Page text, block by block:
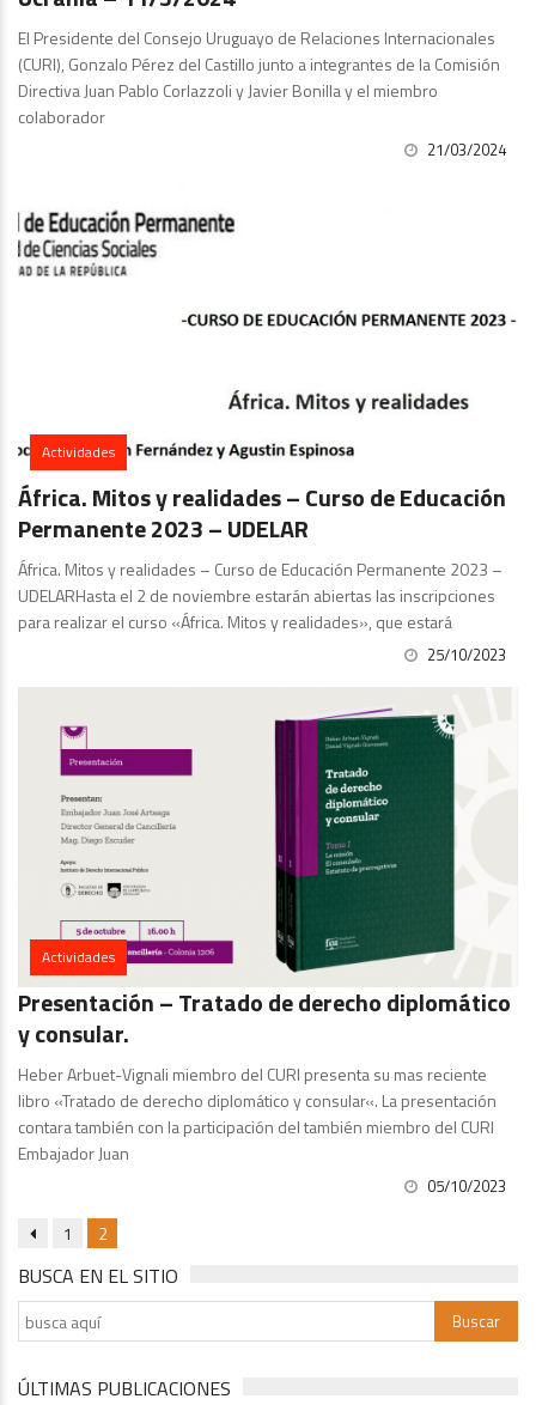
El Presidente del Consejo Uruguayo de Relaciones Internacionales
(CURI), Gonzalo Pérez del Castillo junto a integrantes de la Comisión
Directiva Juan Pablo Corlazzoli y Javier Bonilla y el miembro
colaborador
21/03/2024
Actividades
África. Mitos y realidades – Curso de Educación
Permanente 2023 – UDELAR
África. Mitos y realidades – Curso de Educación Permanente 2023 –
UDELARHasta el 2 de noviembre estarán abiertas las inscripciones
para realizar el curso «África. Mitos y realidades», que estará
25/10/2023
Actividades
Presentación – Tratado de derecho diplomático
y consular.
Heber Arbuet-Vignali miembro del CURI presenta su mas reciente
libro «Tratado de derecho diplomático y consular«. La presentación
contara también con la participación del también miembro del CURI
Embajador Juan
05/10/2023
1 2
BUSCA EN EL SITIO
ÚLTIMAS PUBLICACIONES